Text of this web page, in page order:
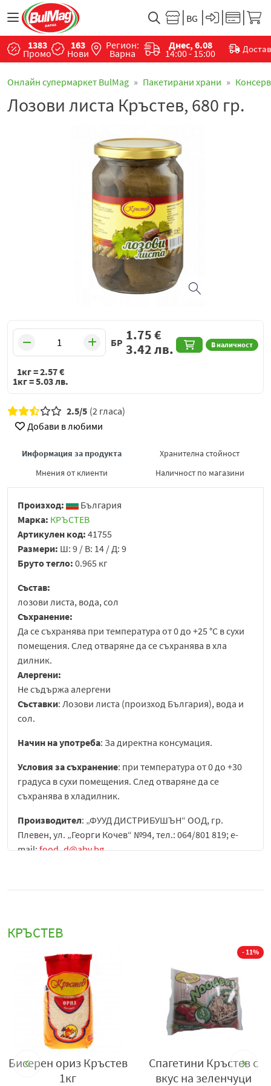
1383
Промо
163
Нови
Регион:
Варна
Днес, 6.08
14:00 - 15:00
Онлайн супермаркет BulMag Пакетирани храни
Лозови листа Кръстев, 680 гр.
БР В наличност
1.75€
3.42лв.
1кг =2.57€
1кг =5.03лв.
2.5/5 (2 гласа)
Добави в любими
Информация за продукта
Хранителна стойност
Мнения от клиенти
Наличност по магазини
Произход:
България
Марка: КРЪСТЕВ
Артикулен код: 41755
Размери: Ш: 9 / В: 14 / Д: 9
Бруто тегло: 0.965 кг
Състав:
лозови листа, вода, сол
Съхранение:
Да се съхранява при температура от 0 до +25 °С в сухи
помещения. След отваряне да се съхранява в хла
дилник.
Алергени:
Не съдържа алергени
Съставки: Лозови листа (произход България), вода и
сол.
Начин на употреба: За директна консумация.
Условия за съхранение: при температура от 0 до +30
градуса в сухи помещения. След отваряне да се
съхранява в хладилник.
Производител: „ФУУД ДИСТРИБУШЪН“ ООД, гр.
Плевен, ул. „Георги Кочев“ №94, тел.: 064/801 819; e-
mail:food_d@abv.bg.
КРЪСТЕВ
с
Леща Кръстев 1кг
Млечен грах
680гр